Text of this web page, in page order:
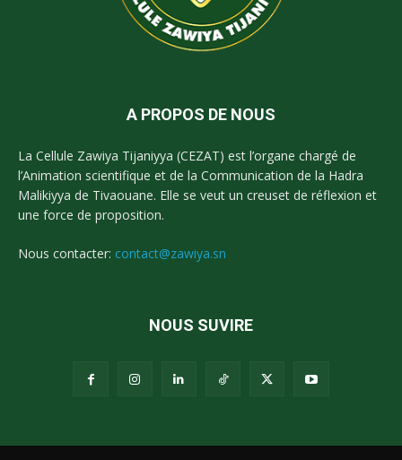
A PROPOS DE NOUS
La Cellule Zawiya Tijaniyya (CEZAT) est l’organe chargé de
l’Animation scientifique et de la Communication de la Hadra
Malikiyya de Tivaouane. Elle se veut un creuset de réflexion et
une force de proposition.
Nous contacter: contact@zawiya.sn
NOUS SUVIRE